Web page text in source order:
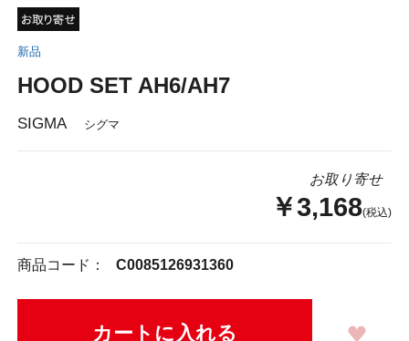
新品
HOOD SET AH6/AH7
SIGMA シグマ
お取り寄せ
￥3,168(税込)
商品コード： C0085126931360